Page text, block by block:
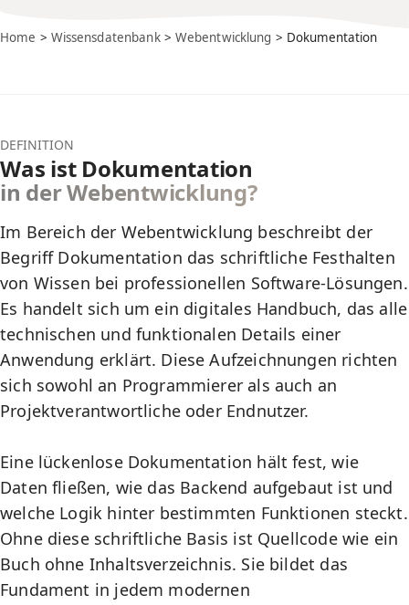
Home > Wissensdatenbank> Webentwicklung > Dokumentation
DEFINITION
Was ist Dokumentation
in der Webentwicklung?
Im Bereich der Webentwicklung beschreibt der
Begriff Dokumentation das schriftliche Festhalten
von Wissen bei professionellen Software-Lösungen.
Es handelt sich um ein digitales Handbuch, das alle
technischen und funktionalen Details einer
Anwendung erklärt. Diese Aufzeichnungen richten
sich sowohl an Programmierer als auch an
Projektverantwortliche oder Endnutzer.
Eine lückenlose Dokumentation hält fest, wie
Daten fließen, wie das Backend aufgebaut ist und
welche Logik hinter bestimmten Funktionen steckt.
Ohne diese schriftliche Basis ist Quellcode wie ein
Buch ohne Inhaltsverzeichnis. Sie bildet das
Fundament in jedem modernen